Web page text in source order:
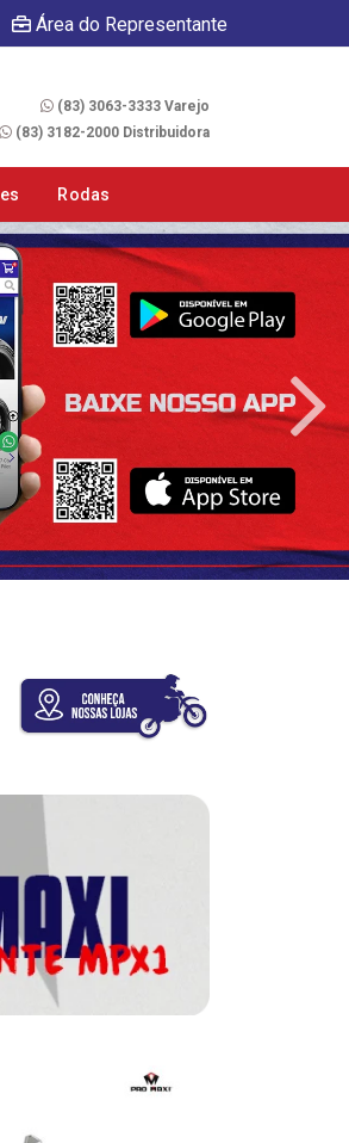
Área do Representante
(83) 3063-3333 Varejo
(83) 3182-2000 Distribuidora
Rodas